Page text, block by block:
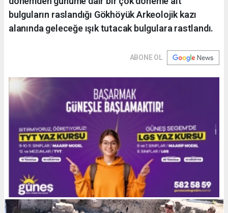
bulguların raslandığı Gökhöyük Arkeolojik kazı
alanında geleceğe ışık tutacak bulgulara rastlandı.
ABONE OL